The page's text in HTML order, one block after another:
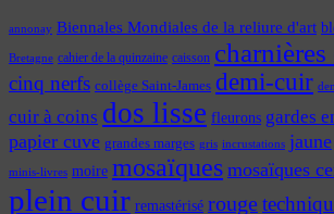
annonay Biennales Mondiales de la reliure d'art
Bretagne cahier de la quinzaine caisson
cinq nerfs collège Saint-James demi-cuir
cuir à coins dos lisse fleurons gardes
papier cuve grandes marges gris incrustations jaune
minis-livres moire mosaïques mosaïques
plein cuir remastérisé rouge